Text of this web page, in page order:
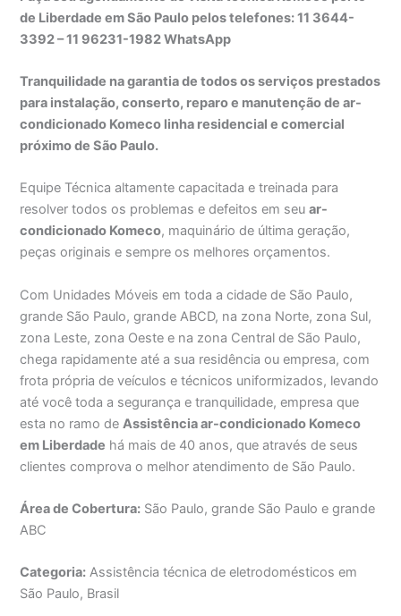
de Liberdade em São Paulo pelos telefones: 11 3644-
3392 – 11 96231-1982 WhatsApp
Tranquilidade na garantia de todos os serviços prestados
para instalação, conserto, reparo e manutenção de ar-
condicionado Komeco linha residencial e comercial
próximo de São Paulo.
Equipe Técnica altamente capacitada e treinada para
resolver todos os problemas e defeitos em seuar-
condicionado Komeco, maquinário de última geração,
peças originais e sempre os melhores orçamentos.
Com Unidades Móveis em toda a cidade de São Paulo,
grande São Paulo, grande ABCD, na zona Norte, zona Sul,
zona Leste, zona Oeste e na zona Central de São Paulo,
chega rapidamente até a sua residência ou empresa, com
frota própria de veículos e técnicos uniformizados, levando
até você toda a segurança e tranquilidade, empresa que
esta no ramo deAssistência ar-condicionado Komeco
em Liberdade há mais de 40 anos, que através de seus
clientes comprova o melhor atendimento de São Paulo.
Área de Cobertura: São Paulo, grande São Paulo e grande
ABC
Categoria: Assistência técnica de eletrodomésticos em
São Paulo, Brasil